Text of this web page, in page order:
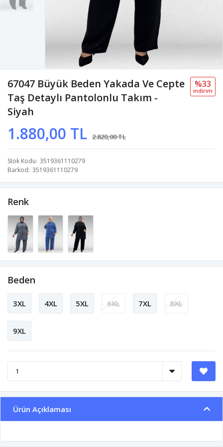
67047 Büyük Beden Yakada Ve Cepte
Taş Detaylı Pantolonlu Takım -
Siyah
1.880,00 TL 2.820,00 TL
%33
i̇ndi̇ri̇m
Stok Kodu 3519361110279
Barkod 3519361110279
Renk
Beden
3XL 4XL 5XL 6XL 7XL 8XL
9XL
Ürün Açıklaması